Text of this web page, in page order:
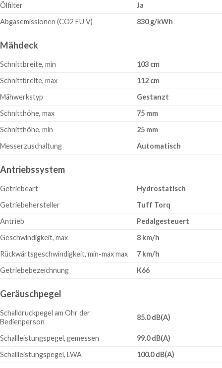
Ölfilter
Ja
Abgasemissionen (CO2 EU V)
830 g/kWh
Mähdeck
Schnittbreite, min
103 cm
Schnittbreite, max
112 cm
Mähwerkstyp
Gestanzt
Schnitthöhe, max
75 mm
Schnitthöhe, min
25 mm
Messerzuschaltung
Automatisch
Antriebssystem
Getriebeart
Hydrostatisch
Getriebehersteller
Tuff Torq
Antrieb
Pedalgesteuert
Geschwindigkeit, max
8 km/h
Rückwärtsgeschwindigkeit, min-max max
7 km/h
Getriebebezeichnung
K66
Geräuschpegel
Schalldruckpegel am Ohr der
Bedienperson
85.0 dB(A)
Schallleistungspegel, gemessen
99.0 dB(A)
Schallleistungspegel, LWA
100.0 dB(A)